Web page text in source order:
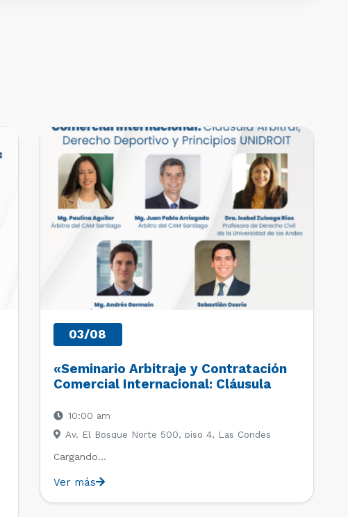
EVENTOS REALIZADOS
03/08
«Seminario Arbitraje y Contratación
Comercial Internacional: Cláusula
Principios UNIDROIT»
10:00 am
Av. El Bosque Norte 500, piso 4, Las Condes
Cargando…
Ver más